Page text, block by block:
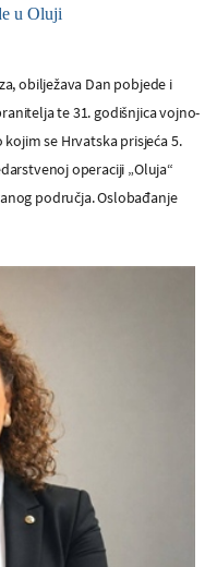
u Oluji
obilježava Dan pobjede i
te 31. godišnjica vojno-
se Hrvatska prisjeća 5.
operaciji „Oluja“
područja. Oslobađanje